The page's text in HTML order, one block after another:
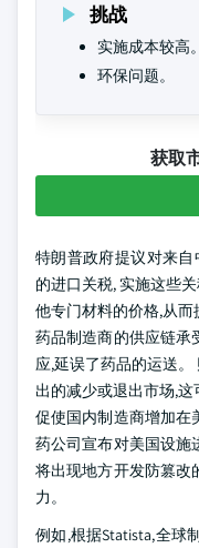
挑战
实施成本较高。
环保问题。
获取
特朗普政府提议对来
的进口关税, 实施这些
他专门材料的价格,从
药品制造商的供应链承
应,延误了药品的运送
出的减少或退出市场,
促使国内制造商增加在
药公司宣布对美国设施
将出现地方开发防篡改
力。
例如,根据Statista,全球